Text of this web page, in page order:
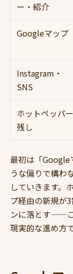
ー・紹介
Googleマップ
Instagram・
SNS
ホットペッパー
残し
最初は「Google
うな偏りで構わ
していきます。
プ経由の新規が
ンに落とす——
現実的な進め方で